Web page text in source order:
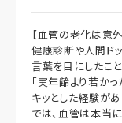
【血管の老化は意
健康診断や人間ドッ
言葉を目にしたこと
「実年齢より若かっ
キッとした経験が
では、血管は本当